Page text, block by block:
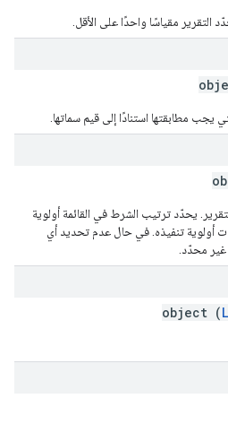
التقرير مقياسًا واحدًا على الأقل.
مطابقتها استنادًا إلى قيم سماتها.
يحدّد ترتيب الشرط في القائمة أولوية
أولوية تنفيذه. في حال عدم تحديد أي
محدّد.
object (